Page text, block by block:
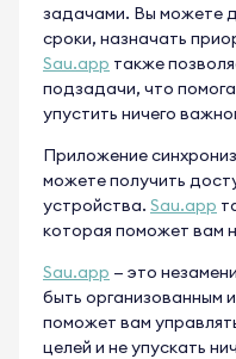
задачами. Вы можете
сроки, назначать
Sau.app также
подзадачи, что
упустить ничего
Приложение
можете получить
устройства. Sau.app
которая поможет вам
Sau.app — это
быть организованным
поможет вам
целей и не упускать